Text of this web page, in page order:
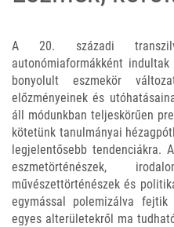
A 20. századi
autonómiaformákként
bonyolult eszmekör
előzményeinek és
áll módunkban teljeskörűen
kötetünk tanulmányai
legjelentősebb tendenciákra.
eszmetörténészek,
művészettörténészek és
egymással polemizálva
egyes alterületekről ma